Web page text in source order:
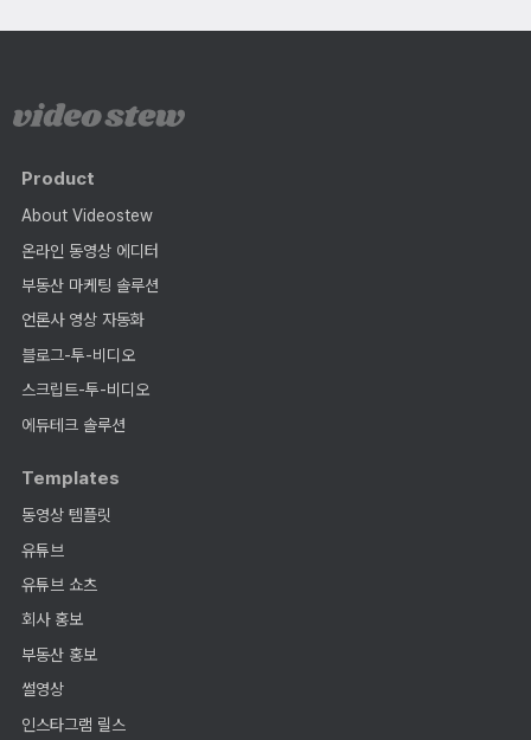
Product
About Videostew
온라인 동영상 에디터
부동산 마케팅 솔루션
언론사 영상 자동화
블로그-투-비디오
스크립트-투-비디오
에듀테크 솔루션
Templates
동영상 템플릿
유튜브
유튜브 쇼츠
회사 홍보
부동산 홍보
썰영상
인스타그램 릴스